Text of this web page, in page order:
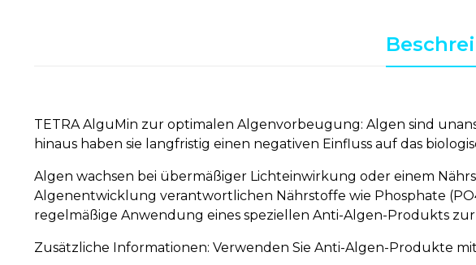
TETRA AlguMin zur optimalen Algenvorbeugung: Algen sind
hinaus haben sie langfristig einen negativen Einfluss auf das
Algen wachsen bei übermäßiger Lichteinwirkung oder einem
Algenentwicklung verantwortlichen Nährstoffe wie Phosphate
regelmäßige Anwendung eines speziellen Anti-Algen-Produkts
Zusätzliche Informationen: Verwenden Sie Anti-Algen-Produkte